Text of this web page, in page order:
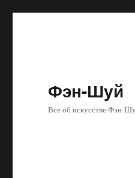
Фэн-Шуй
Все об искусстве Фэн-